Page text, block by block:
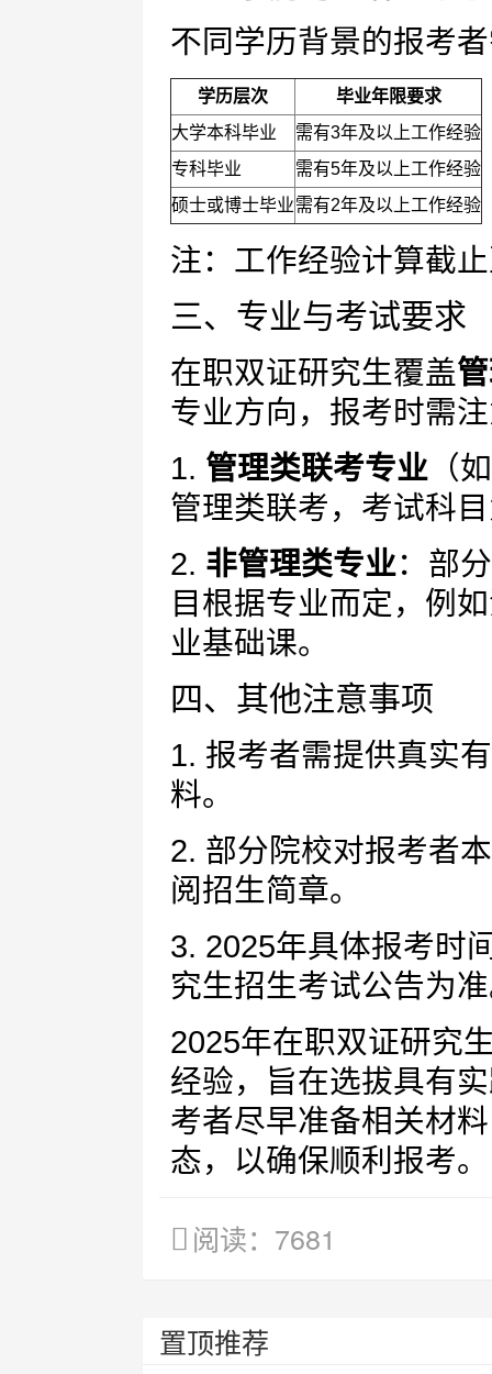
不同学历背景的报考
学历层次
毕业年限要求
大学本科毕业
需有3年及以上工作经验
专科毕业
需有5年及以上工作经验
硕士或博士毕业需有2年及以上工作经验
注：工作经验计算截
三、专业与考试要求
在职双证研究生覆盖
专业方向，报考时需
1. 管理类联考专业 （
管理类联考，考试科
2. 非管理类专业：部
目根据专业而定，例
业基础课。
四、其他注意事项
1. 报考者需提供真实
料。
2. 部分院校对报考者
阅招生简章。
3. 2025年具体报考时
究生招生考试公告为
2025年在职双证研究
经验，旨在选拔具有
考者尽早准备相关材
态，以确保顺利报考。
阅读：7681
置顶推荐